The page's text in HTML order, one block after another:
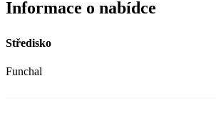
Informace o nabídce
Středisko
Funchal